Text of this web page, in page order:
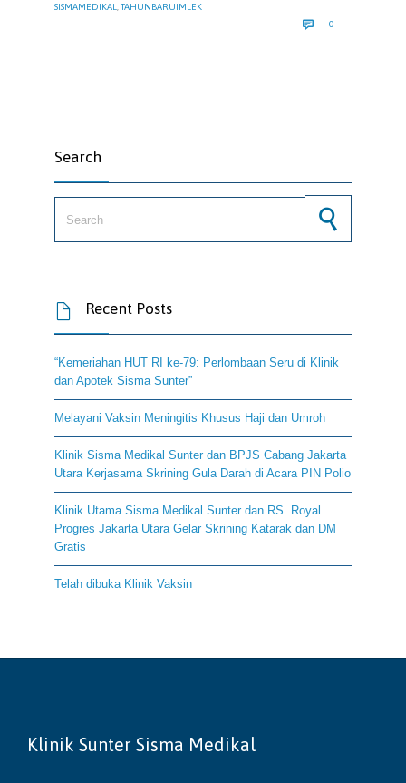
SISMAMEDIKAL
TAHUNBARUIMLEK
 0
Search
 Recent Posts
“Kemeriahan HUT RI ke-79: Perlombaan Seru di Klinik
dan Apotek Sisma Sunter”
Melayani Vaksin Meningitis Khusus Haji dan Umroh
Klinik Sisma Medikal Sunter dan BPJS Cabang Jakarta
Utara Kerjasama Skrining Gula Darah di Acara PIN Polio
Klinik Utama Sisma Medikal Sunter dan RS. Royal
Progres Jakarta Utara Gelar Skrining Katarak dan DM
Gratis
Telah dibuka Klinik Vaksin
Klinik Sunter Sisma Medikal